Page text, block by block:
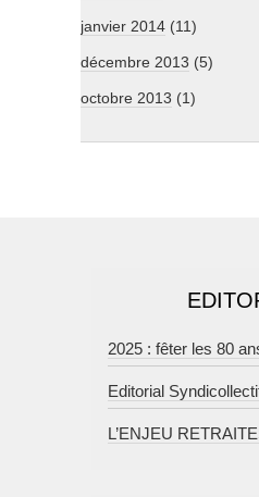
janvier 2014 (11)
décembre 2013 (5)
octobre 2013 (1)
2025 : fêter les 80
Editorial
L’ENJEU